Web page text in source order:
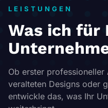
LEISTUNGEN
Was ich für
Ob erster professioneller
veralteten Designs oder
entwickle das, was Ihr